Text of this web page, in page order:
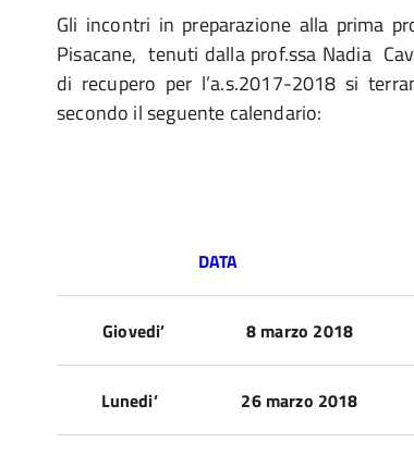
Gli incontri in preparazione alla prima
Pisacane, tenuti dalla prof.ssa Nadia
di recupero per l’a.s.2017-2018 si
secondo il seguente calendario:
DATA
Giovedi’ 8 marzo 2018
Lunedi’ 26 marzo 2018